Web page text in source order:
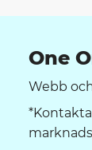
One
Webb